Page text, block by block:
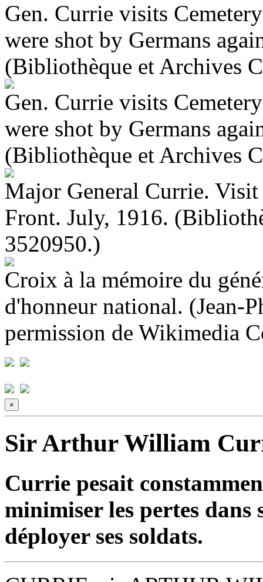
Gen. Currie visits
were shot by Germans
(Bibliothèque et Archives
Gen. Currie visits
were shot by Germans
(Bibliothèque et Archives
Major General Currie.
Front. July, 1916.
3520950.)
Croix à la mémoire du
d'honneur national. (Jean-
permission de Wikimedia
×
Sir Arthur William
Currie pesait
minimiser les pertes dans
déployer ses soldats.